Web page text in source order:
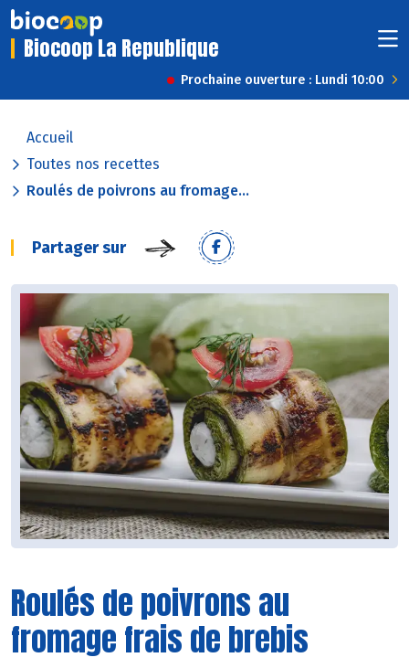
Biocoop La Republique
Prochaine ouverture : Lundi 10:00
Accueil
Toutes nos recettes
Roulés de poivrons au fromage...
Partager sur
Roulés de poivrons au
fromage frais de brebis